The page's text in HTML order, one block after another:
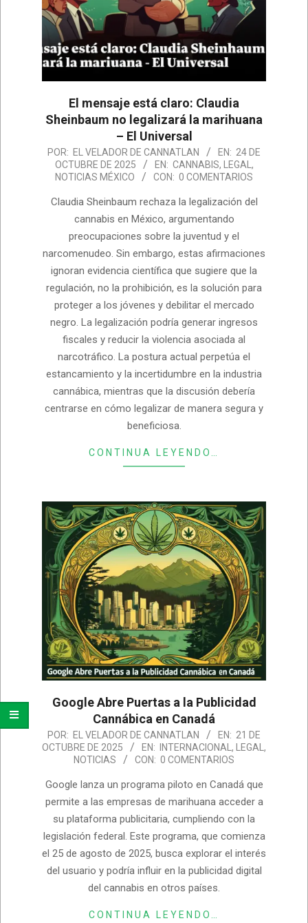
El mensaje está claro: Claudia
Sheinbaum no legalizará la marihuana
– El Universal
2025-
10-
POR: EL VELADOR DE CANNATLAN EN: 24 DE
OCTUBRE DE 2025
EN: CANNABIS, LEGAL ,
NOTICIAS MÉXICO
CON: 0 COMENTARIOS
Claudia Sheinbaum rechaza la legalización del
cannabis en México, argumentando
preocupaciones sobre la juventud y el
narcomenudeo. Sin embargo, estas afirmaciones
ignoran evidencia científica que sugiere que la
regulación, no la prohibición, es la solución para
proteger a los jóvenes y debilitar el mercado
negro. La legalización podría generar ingresos
fiscales y reducir la violencia asociada al
narcotráfico. La postura actual perpetúa el
estancamiento y la incertidumbre en la industria
cannábica, mientras que la discusión debería
centrarse en cómo legalizar de manera segura y
beneficiosa.
CONTINUA LEYENDO…
Google Abre Puertas a la Publicidad
Cannábica en Canadá
2025-
10-
POR: EL VELADOR DE CANNATLAN EN: 21 DE
OCTUBRE DE 2025
EN: INTERNACIONAL , LEGAL ,
NOTICIAS
CON: 0 COMENTARIOS
Google lanza un programa piloto en Canadá que
permite a las empresas de marihuana acceder a
su plataforma publicitaria, cumpliendo con la
legislación federal. Este programa, que comienza
el 25 de agosto de 2025, busca explorar el interés
del usuario y podría influir en la publicidad digital
del cannabis en otros países.
CONTINUA LEYENDO…